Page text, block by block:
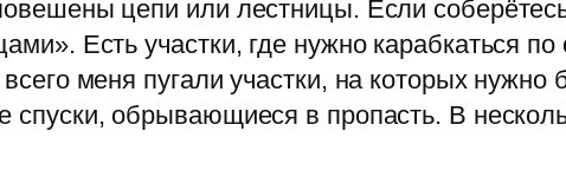
цепи или лестницы. Если
Есть участки, где нужно карабкаться
меня пугали участки, на которых
спуски, обрывающиеся в пропасть. В